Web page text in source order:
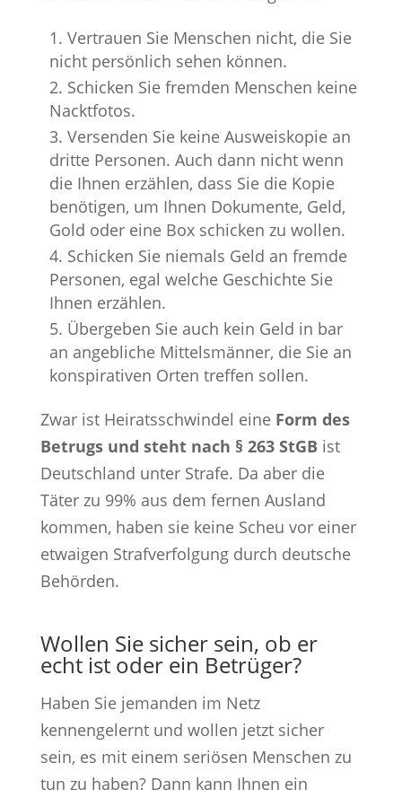
Vertrauen Sie Menschen nicht, die Sie
nicht persönlich sehen können.
Schicken Sie fremden Menschen keine
Nacktfotos.
Versenden Sie keine Ausweiskopie an
dritte Personen. Auch dann nicht wenn
die Ihnen erzählen, dass Sie die Kopie
benötigen, um Ihnen Dokumente, Geld,
Gold oder eine Box schicken zu wollen.
Schicken Sie niemals Geld an fremde
Personen, egal welche Geschichte Sie
Ihnen erzählen.
Übergeben Sie auch kein Geld in bar
an angebliche Mittelsmänner, die Sie an
konspirativen Orten treffen sollen.
Zwar ist Heiratsschwindel eine Form des
Betrugs und steht nach § 263 StGB ist
Deutschland unter Strafe. Da aber die
Täter zu 99% aus dem fernen Ausland
kommen, haben sie keine Scheu vor einer
etwaigen Strafverfolgung durch deutsche
Behörden.
Wollen Sie sicher sein, ob er
echt ist oder ein Betrüger?
Haben Sie jemanden im Netz
kennengelernt und wollen jetzt sicher
sein, es mit einem seriösen Menschen zu
tun zu haben? Dann kann Ihnen ein